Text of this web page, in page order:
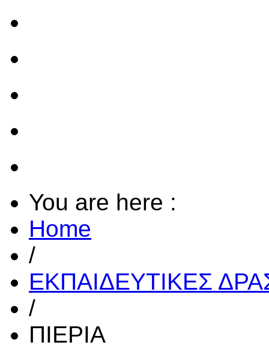
You are here :
Home
/
ΕΚΠΑΙΔΕΥΤΙΚΕΣ
/
ΠΙΕΡΙΑ